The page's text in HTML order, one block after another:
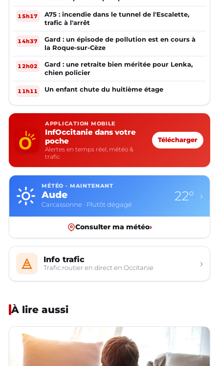
15h17
A75 : incendie dans le tunnel de l'Escalette,
trafic à l'arrêt
14h37
Gard : un épisode de pollution est en cours à
la Roque-sur-Cèze
12h02
Gard : une retraite bien méritée pour Lenka,
chien policier
11h11 Un enfant chute du huitième étage
APPLICATION MOBILE
InfOccitanie dans votre
poche
Alertes en temps réel, météo &
trafic
Télécharger
MÉTÉO · MAINTENANT
Aude
Carcassonne · Plutôt dégagé
22° ›
Consulter ma météo›
Info trafic
Trafic routier en direct en Occitanie ›
À lire aussi